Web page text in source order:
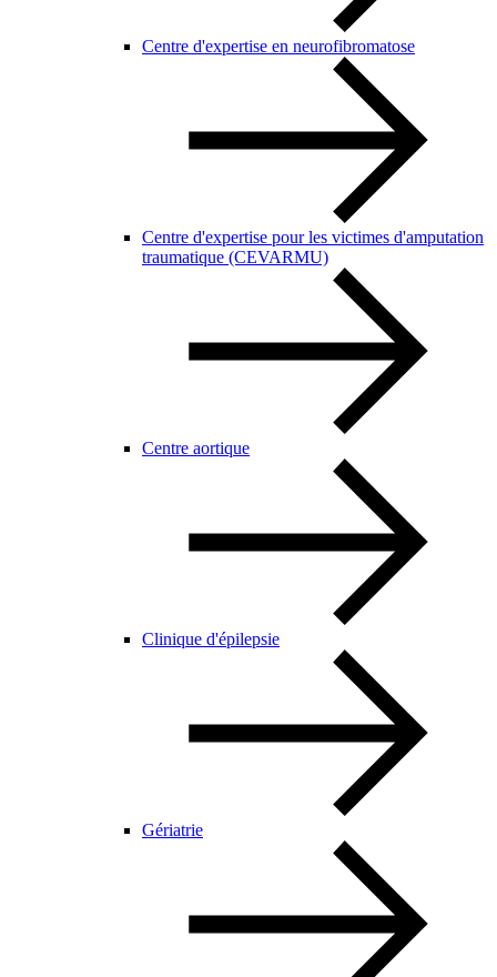
Centre d'expertise en neurofibromatose
Centre d'expertise pour les victimes d'amputation
traumatique (CEVARMU)
Centre aortique
Clinique d'épilepsie
Gériatrie